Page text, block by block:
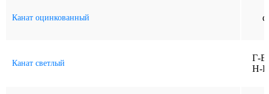
Канат оцинкованный d
Канат светлый
Г-
Н-